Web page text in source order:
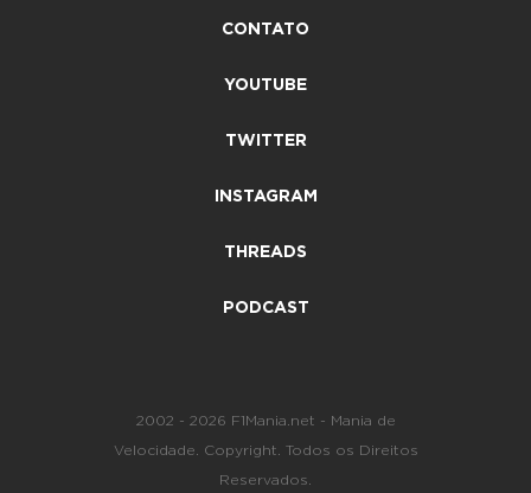
CONTATO
YOUTUBE
TWITTER
INSTAGRAM
THREADS
PODCAST
2002 - 2026 F1Mania.net - Mania de
Velocidade. Copyright. Todos os Direitos
Reservados.